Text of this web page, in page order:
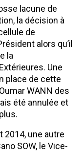
lacune de
la décision à
de
alors qu’il
la
Une
place de cette
WANN des
été annulée et
2014, une autre
SOW, le Vice-